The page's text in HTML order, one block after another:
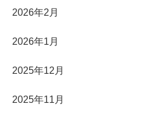
2026年2月
2026年1月
2025年12月
2025年11月